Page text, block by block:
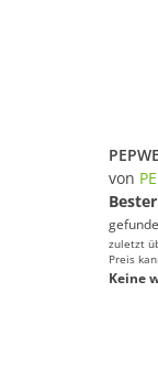
von
zuletzt
Preis
Keine